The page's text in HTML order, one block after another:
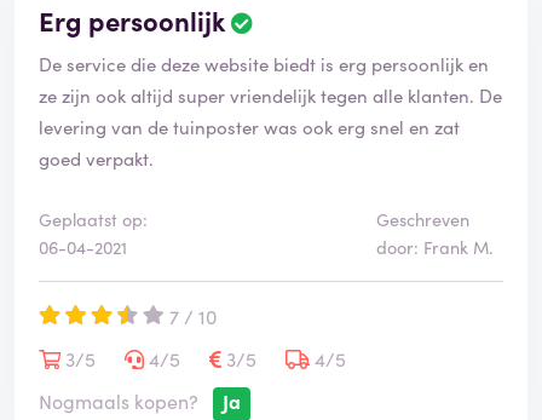
Christel
Erg persoonlijk
De service die deze website biedt is erg persoonlijk en
ze zijn ook altijd super vriendelijk tegen alle klanten. De
levering van de tuinposter was ook erg snel en zat
goed verpakt.
Geplaatst op:
06-04-2021
Geschreven
door: Frank M.
7 / 10
3/5
4/5 3/5
4/5
Nogmaals kopen?
Ja